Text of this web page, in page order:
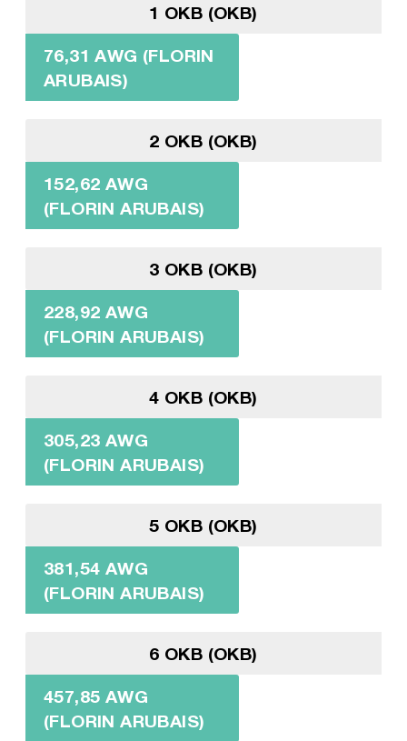
1 OKB (OKB)
76,31 AWG (FLORIN
ARUBAIS)
2 OKB (OKB)
152,62 AWG
(FLORIN ARUBAIS)
3 OKB (OKB)
228,92 AWG
(FLORIN ARUBAIS)
4 OKB (OKB)
305,23 AWG
(FLORIN ARUBAIS)
5 OKB (OKB)
381,54 AWG
(FLORIN ARUBAIS)
6 OKB (OKB)
457,85 AWG
(FLORIN ARUBAIS)